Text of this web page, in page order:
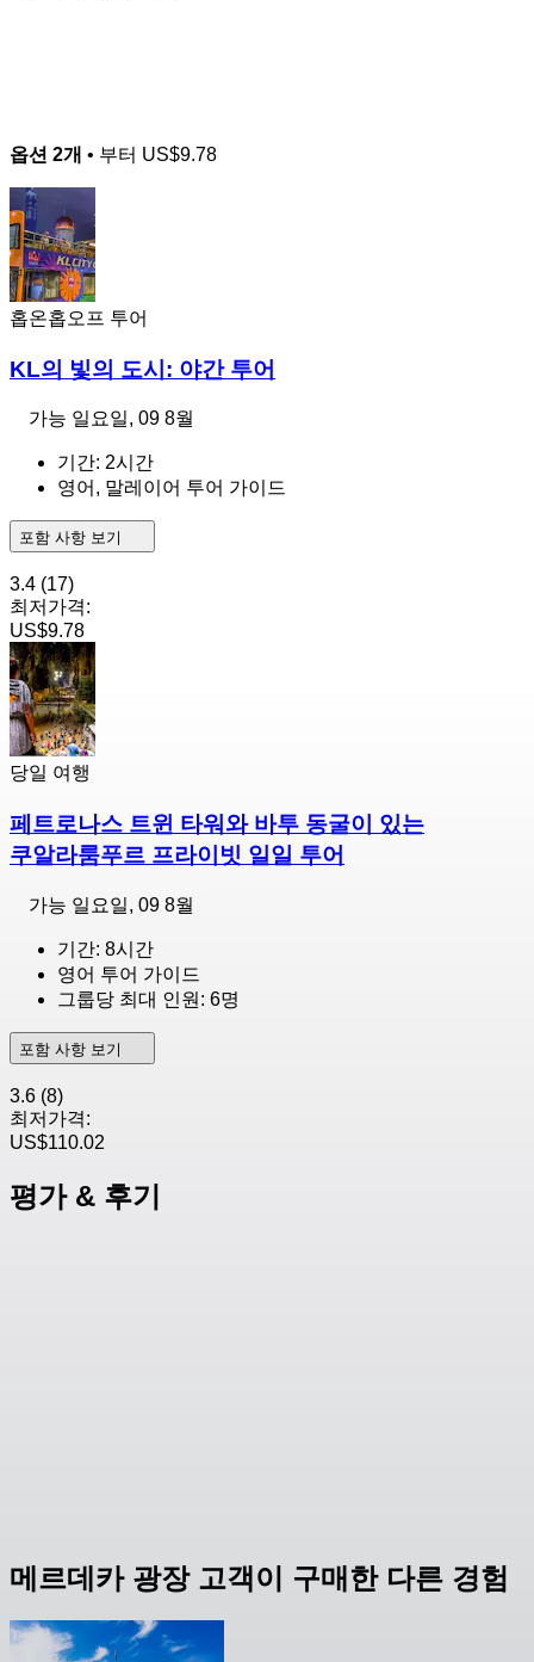
옵션 2개 • 부터 US$9.78
홉온홉오프 투어
KL의 빛의 도시: 야간 투어
가능 일요일, 09 8월
기간: 2시간
영어, 말레이어 투어 가이드
포함 사항 보기
3.4 (17)
최저가격:
US$9.78
당일 여행
페트로나스 트윈 타워와 바투 동굴이 있는
쿠알라룸푸르 프라이빗 일일 투어
가능 일요일, 09 8월
기간: 8시간
영어 투어 가이드
그룹당 최대 인원: 6명
포함 사항 보기
3.6 (8)
최저가격:
US$110.02
평가 & 후기
메르데카 광장 고객이 구매한 다른 경험